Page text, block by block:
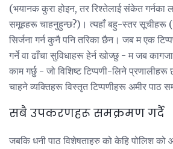
(भयानक कुरा होइन, तर रिश्तेलाई संकेत गर्नका
समूहहरू चाहनुहुन्छ?)। त्यहाँ बहु-स्तर सूचीहरू
सिर्जना गर्न कुनै पनि तरिका छैन। जब म एक
गर्ने वा ढाँचा सुविधाहरू हेर्न खोज्छु - म जब
काम गर्छु - जो विशिष्ट टिप्पणी-लिने प्रणालीहरू
चाहने व्यक्तिहरू विस्तृत टिप्पणीहरू अमीर पाठ
सबै उपकरणहरू समक्रमण गर्दै
जबकि धनी पाठ विशेषताहरु को केहि पोलिश को